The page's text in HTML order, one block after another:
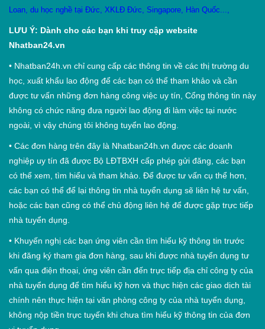
Loan du học nghề tại Đức XKLĐ Đức Singapore Hàn Quốc
LƯU Ý: Dành cho các bạn khi truy cập website
Nhatban24.vn
• Nhatban24h.vn chỉ cung cấp các thông tin về các thị trường du
học, xuất khẩu lao động để các bạn có thể tham khảo và cần
được tư vấn những đơn hàng công việc uy tín, Cổng thông tin này
không có chức năng đưa người lao động đi làm việc tại nước
ngoài, vì vậy chúng tôi không tuyển lao động.
• Các đơn hàng trên đây là Nhatban24h.vn được các doanh
nghiệp uy tín đã được Bộ LĐTBXH cấp phép gửi đăng, các bạn
có thể xem, tìm hiểu và tham khảo. Để được tư vấn cụ thể hơn,
các bạn có thể để lại thông tin nhà tuyển dụng sẽ liên hệ tư vấn,
hoặc các bạn cũng có thể chủ động liên hệ để được gặp trực tiếp
nhà tuyển dụng.
• Khuyến nghị các bạn ứng viên cần tìm hiểu kỹ thông tin trước
khi đăng ký tham gia đơn hàng, sau khi được nhà tuyển dụng tư
vấn qua điện thoại, ứng viên cần đến trực tiếp địa chỉ công ty của
nhà tuyển dụng để tìm hiểu kỹ hơn và thực hiện các giao dịch tài
chính nên thực hiện tại văn phòng công ty của nhà tuyển dụng,
không nộp tiền trực tuyến khi chưa tìm hiểu kỹ thông tin của đơn